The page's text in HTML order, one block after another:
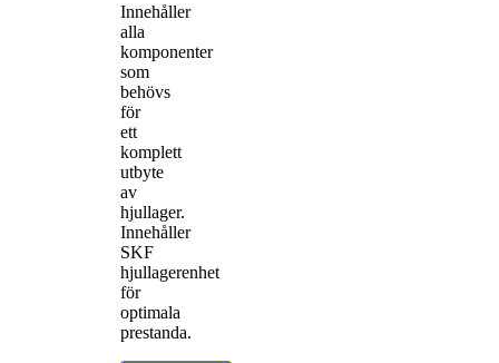
Innehåller
alla
komponenter
som
behövs
för
ett
komplett
utbyte
av
hjullager.
Innehåller
SKF
hjullagerenhet
för
optimala
prestanda.